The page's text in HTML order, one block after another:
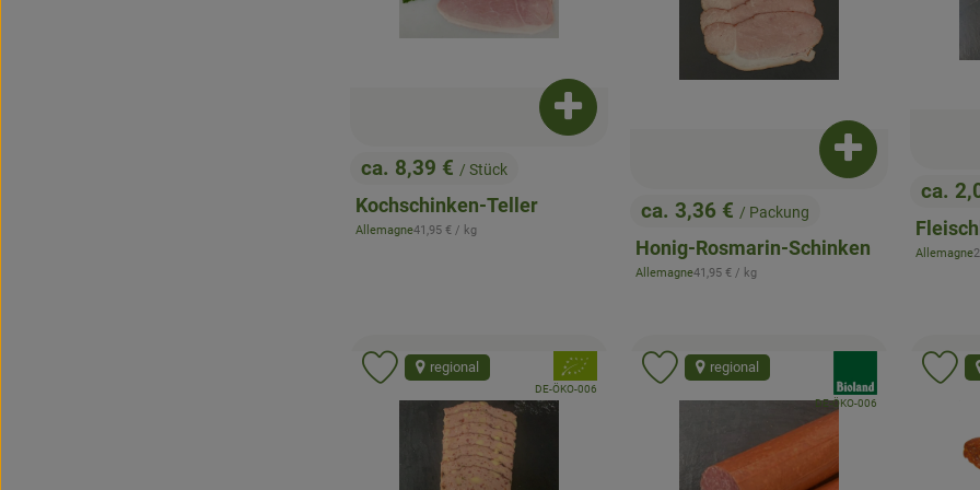
, Preis:
ca. 8,39 € / Stück
Kochschinken-Teller
, Herkunft:
Allemagne, Referenzpreis:
41,95 € / kg
Produkt zum Warenkorb hinzufügen
, Preis:
ca. 3,36 € / Packung
Honig-Rosmarin-Schinken
, Herkunft:
Allemagne, Referenzpreis:
41,95 € / kg
Produkt zum
,
ca.
, Herkunft:
Allemagne,
, Verband:
, Kontrollstelle:
DE-ÖKO-006
regional
Produkt zu Favouriten hinzufügen
, Kontrollstelle:
DE-ÖKO-006
regional
Produkt zu Favouriten hinzufügen